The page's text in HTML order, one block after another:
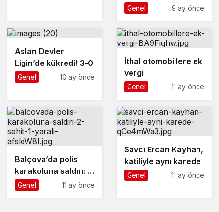
soruşturmasında 6
sıfatıyla ifade
verecek
Genel 9 ay önce
Aslan Devler
Ligin’de kükredi! 3-0
Genel 10 ay önce
İthal otomobillere ek
vergi
Genel 11 ay önce
Balçova’da polis
karakoluna saldırı: 2
şehit, 1 yaralı
Genel 11 ay önce
Savcı Ercan Kayhan,
katiliyle aynı karede
Genel 11 ay önce